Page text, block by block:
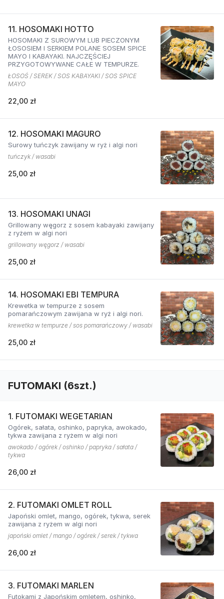
11. HOSOMAKI HOTTO
HOSOMAKI Z SUROWYM LUB PIECZONYM
ŁOSOSIEM I SERKIEM POLANE SOSEM SPICE
MAYO I KABAYAKI. NAJCZĘŚCIEJ
PRZYGOTOWYWANE CAŁE W TEMPURZE.
ŁOSOŚ / SEREK / SOS KABAYAKI / SOS SPICE
MAYO
22,00 zł
12. HOSOMAKI MAGURO
Surowy tuńczyk zawijany w ryż i algi nori
tuńczyk / wasabi
25,00 zł
13. HOSOMAKI UNAGI
Grillowany węgorz z sosem kabayaki zawijany
z ryżem w algi nori
grillowany węgorz / wasabi
25,00 zł
14. HOSOMAKI EBI TEMPURA
Krewetka w tempurze z sosem
pomarańczowym zawijana w ryż i algi nori.
krewetka w tempurze / sos pomarańczowy / wasabi
25,00 zł
FUTOMAKI (6szt.)
1. FUTOMAKI WEGETARIAN
Ogórek, sałata, oshinko, papryka, awokado,
tykwa zawijana z ryżem w algi nori
awokado / ogórek / oshinko / papryka / sałata /
tykwa
26,00 zł
2. FUTOMAKI OMLET ROLL
Japoński omlet, mango, ogórek, tykwa, serek
zawijana z ryżem w algi nori
japoński omlet / mango / ogórek / serek / tykwa
26,00 zł
3. FUTOMAKI MARLEN
Futokami z Japońskim omletem, oshinko,